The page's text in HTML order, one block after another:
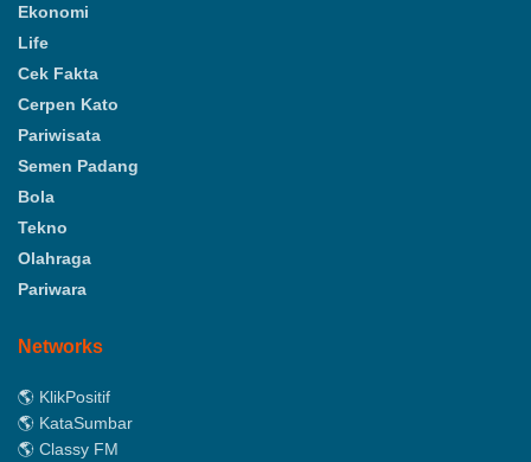
Ekonomi
Life
Cek Fakta
Cerpen Kato
Pariwisata
Semen Padang
Bola
Tekno
Olahraga
Pariwara
Networks
🌎 KlikPositif
🌎 KataSumbar
🌎 Classy FM